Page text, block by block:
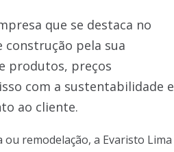
que se destaca no
construção pela sua
produtos, preços
com a sustentabilidade e
ao cliente.
remodelação, a Evaristo Lima